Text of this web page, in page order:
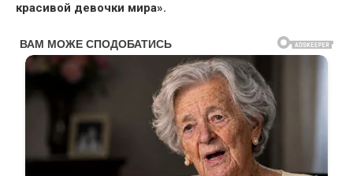
красивой девочки мира».